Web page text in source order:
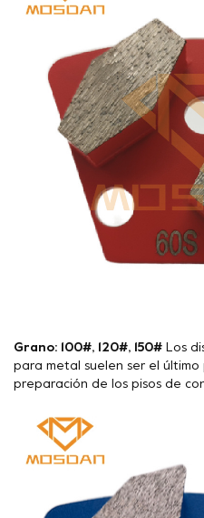
Grano: 100#, 120#, 150#
Los
para metal suelen ser el
preparación de los pisos de